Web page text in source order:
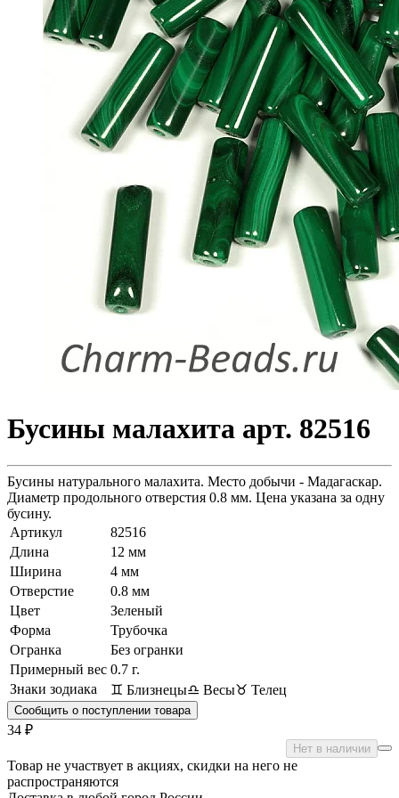
Бусины малахита арт. 82516
Бусины натурального малахита. Место добычи - Мадагаскар.
Диаметр продольного отверстия 0.8 мм. Цена указана за одну
бусину.
Артикул
82516
Длина
12 мм
Ширина
4 мм
Отверстие
0.8 мм
Цвет
Зеленый
Форма
Трубочка
Огранка
Без огранки
Примерный вес 0.7 г.
Знаки зодиака
♊ Близнецы♎ Весы♉ Телец
Сообщить о поступлении товара
34 ₽
Нет в наличии
Товар не участвует в акциях, скидки на него не
распространяются